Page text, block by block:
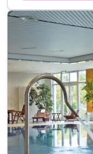
inkl. Kaffee- und